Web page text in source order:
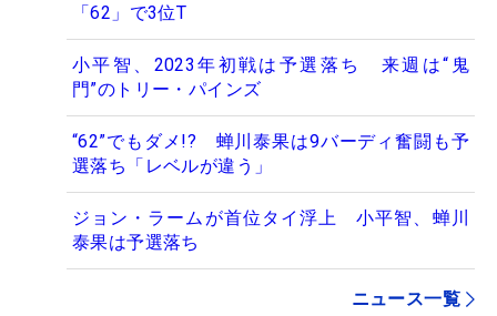
「62」で3位T
小平智、2023年初戦は予選落ち 来週は“鬼
門”のトリー・パインズ
“62”でもダメ!? 蝉川泰果は9バーディ奮闘も予
選落ち「レベルが違う」
ジョン・ラームが首位タイ浮上 小平智、蝉川
泰果は予選落ち
ニュース一覧